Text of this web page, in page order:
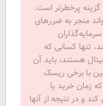
پرخطرتر است.
منجر به ضررهای
تنها کسانی که
هستند، باید آن
با برخی ریسک
زمان خرید یا
و در نتیجه از آنها